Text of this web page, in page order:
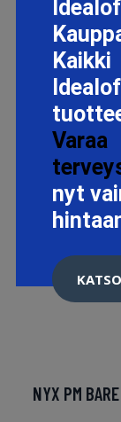
NYX PM
Kaikki
Varaa
nyt